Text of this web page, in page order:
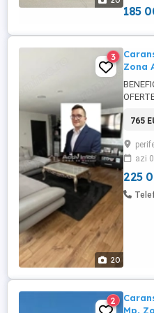
185
20
3
Zona
2007
765
azi
225
2
Mp,